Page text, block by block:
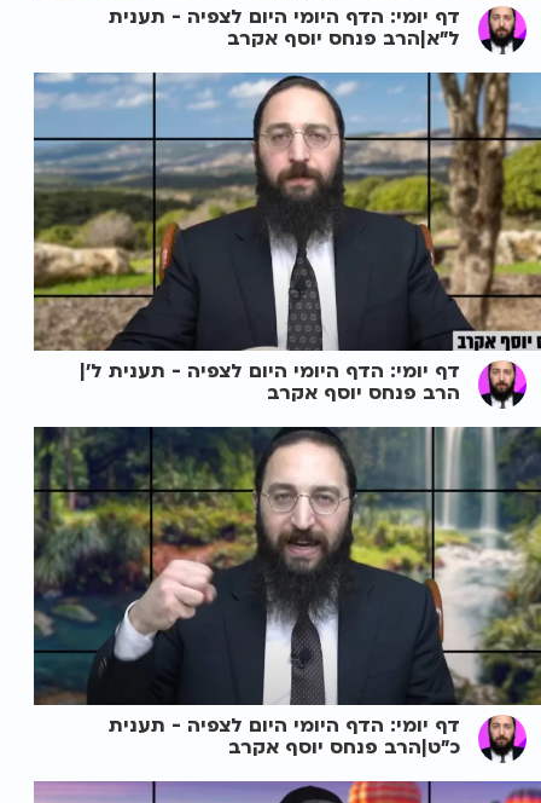
דף יומי: הדף היומי היום לצפיה - תענית
ל"א|הרב פנחס יוסף אקרב
דף יומי: הדף היומי היום לצפיה - תענית ל'|
הרב פנחס יוסף אקרב
דף יומי: הדף היומי היום לצפיה - תענית
כ"ט|הרב פנחס יוסף אקרב